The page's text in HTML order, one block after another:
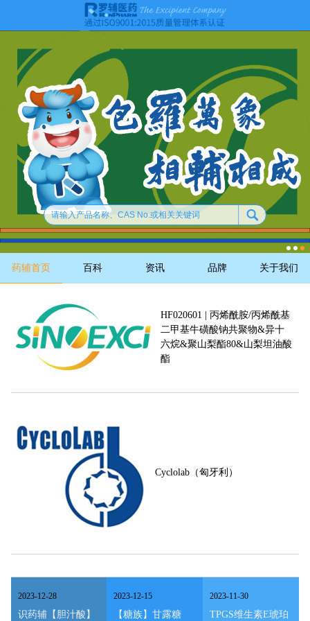
药辅首页 百科 资讯 品牌 关于我们
HF020601 | 丙烯酰胺/丙烯酰基
二甲基牛磺酸钠共聚物&异十
六烷&聚山梨酯80&山梨坦油酸
酯
Cyclolab（匈牙利）
识药辅【胆汁酸】
2023-12-28
【糖族】甘露糖
2023-12-15
TPGS维生素E琥珀
2023-11-30